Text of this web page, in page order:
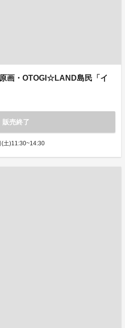
画・OTOGI☆LAND島民「イ
販売終了
土)11:30~14:30